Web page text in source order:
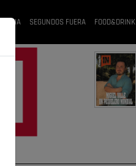
RUBIA SEGUNDOS FUERA FOOD&DRINK